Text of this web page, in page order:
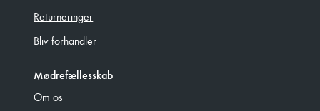
Returneringer
Bliv forhandler
Mødrefællesskab
Om os